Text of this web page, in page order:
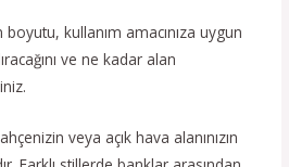
kullanım amacınıza uygun
ve ne kadar alan
veya açık hava alanınızın